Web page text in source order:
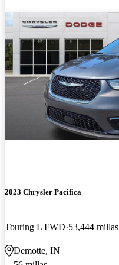
2023 Chrysler Pacifica
Touring L FWD 53,444 millas
Demotte, IN